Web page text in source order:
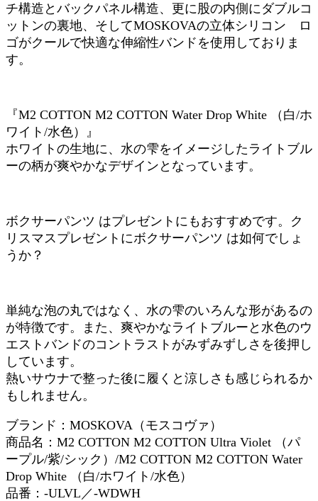
チ構造とバックパネル構造、更に股の内側にダブルコ
ットンの裏地、そしてMOSKOVAの立体シリコン ロ
ゴがクールで快適な伸縮性バンドを使用しておりま
す。
『M2 COTTON M2 COTTON Water Drop White （白/ホ
ワイト/水色）』
ホワイトの生地に、水の雫をイメージしたライトブル
ーの柄が爽やかなデザインとなっています。
ボクサーパンツ はプレゼントにもおすすめです。ク
リスマスプレゼントにボクサーパンツ は如何でしょ
うか？
単純な泡の丸ではなく、水の雫のいろんな形があるの
が特徴です。また、爽やかなライトブルーと水色のウ
エストバンドのコントラストがみずみずしさを後押し
しています。
熱いサウナで整った後に履くと涼しさも感じられるか
もしれません。
ブランド：MOSKOVA（モスコヴァ）
商品名：M2 COTTON M2 COTTON Ultra Violet （パ
ープル/紫/シック）/M2 COTTON M2 COTTON Water
Drop White （白/ホワイト/水色）
品番：-ULVL／-WDWH